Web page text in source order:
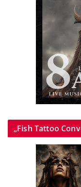
„Fish Tattoo